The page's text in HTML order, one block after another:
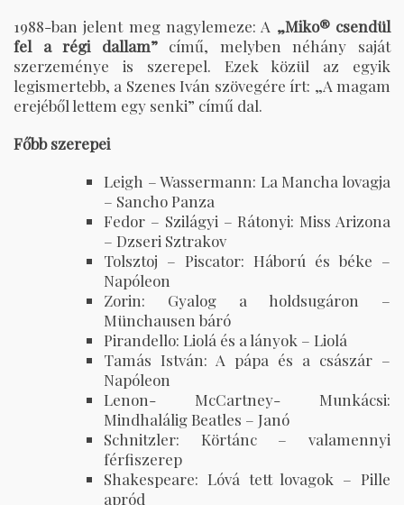
1988-ban jelent meg nagylemeze: A „Miko® csendül
fel a régi dallam”című, melyben néhány saját
szerzeménye is szerepel. Ezek közül az egyik
legismertebb, a Szenes Iván szövegére írt: „A magam
erejéből lettem egy senki” című dal.
Főbb szerepei
Leigh – Wassermann: La Mancha lovagja
– Sancho Panza
Fedor – Szilágyi – Rátonyi: Miss Arizona
– Dzseri Sztrakov
Tolsztoj – Piscator: Háború és béke –
Napóleon
Zorin: Gyalog a holdsugáron –
Münchausen báró
Pirandello: Liolá és a lányok – Liolá
Tamás István: A pápa és a császár –
Napóleon
Lenon- McCartney- Munkácsi:
Mindhalálig Beatles – Janó
Schnitzler: Körtánc – valamennyi
férfiszerep
Shakespeare: Lóvá tett lovagok – Pille
apród